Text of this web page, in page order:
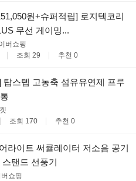
원+슈퍼적립] 로지텍코리
무선 게이밍...
버쇼핑
조회 29 추천 0
탑스텝 고농축 섬유유연제 프루
조회 170 추천 0
라이트 써큘레이터 저소음 공기
탠드 선풍기
쇼핑